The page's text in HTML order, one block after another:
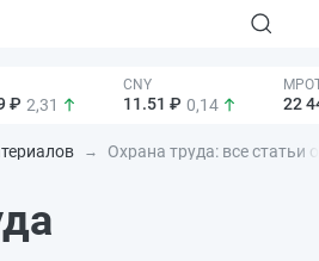
₽ 2,31 11.51 ₽ 0,14 22
Охрана труда: все статьи